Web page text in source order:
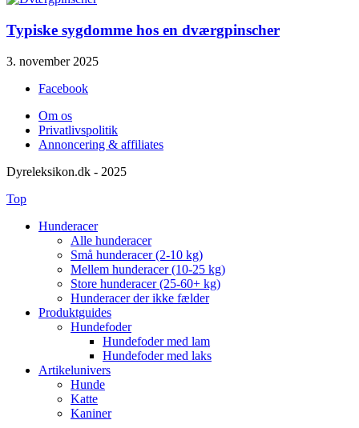
Typiske sygdomme hos en dværgpinscher
3. november 2025
Facebook
Om os
Privatlivspolitik
Annoncering & affiliates
Dyreleksikon.dk - 2025
Top
Hunderacer
Alle hunderacer
Små hunderacer (2-10 kg)
Mellem hunderacer (10-25 kg)
Store hunderacer (25-60+ kg)
Hunderacer der ikke fælder
Produktguides
Hundefoder
Hundefoder med lam
Hundefoder med laks
Artikelunivers
Hunde
Katte
Kaniner